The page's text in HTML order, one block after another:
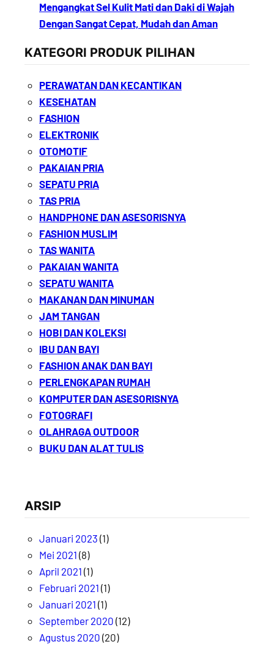
Mengangkat Sel Kulit Mati dan Daki di Wajah
Dengan Sangat Cepat, Mudah dan Aman
KATEGORI PRODUK PILIHAN
PERAWATAN DAN KECANTIKAN
KESEHATAN
FASHION
ELEKTRONIK
OTOMOTIF
PAKAIAN PRIA
SEPATU PRIA
TAS PRIA
HANDPHONE DAN ASESORISNYA
FASHION MUSLIM
TAS WANITA
PAKAIAN WANITA
SEPATU WANITA
MAKANAN DAN MINUMAN
JAM TANGAN
HOBI DAN KOLEKSI
IBU DAN BAYI
FASHION ANAK DAN BAYI
PERLENGKAPAN RUMAH
KOMPUTER DAN ASESORISNYA
FOTOGRAFI
OLAHRAGA OUTDOOR
BUKU DAN ALAT TULIS
ARSIP
Januari 2023 (1)
Mei 2021 (8)
April 2021 (1)
Februari 2021 (1)
Januari 2021 (1)
September 2020 (12)
Agustus 2020 (20)